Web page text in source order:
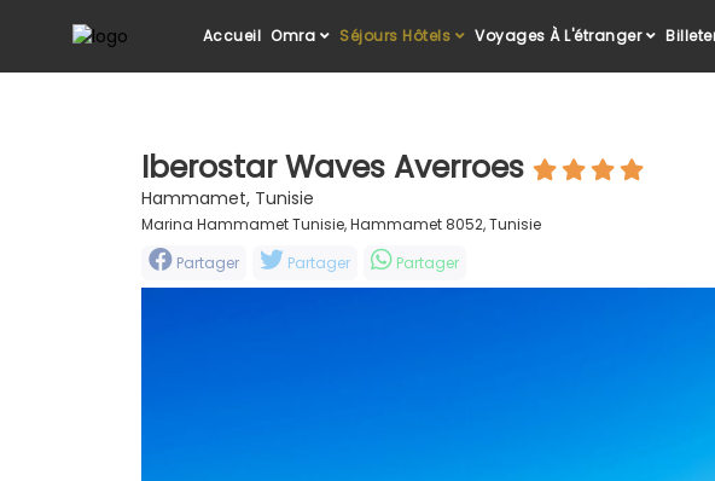
Accueil Omra Séjours Hôtels Voyages À L'étranger
Iberostar Waves Averroes
Hammamet, Tunisie
Marina Hammamet Tunisie, Hammamet 8052, Tunisie
Partager
Partager Partager